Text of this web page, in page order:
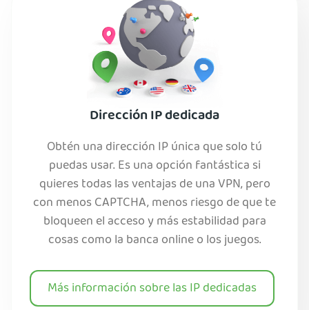
Dirección IP dedicada
Obtén una dirección IP única que solo tú
puedas usar. Es una opción fantástica si
quieres todas las ventajas de una VPN, pero
con menos CAPTCHA, menos riesgo de que te
bloqueen el acceso y más estabilidad para
cosas como la banca online o los juegos.
Más información sobre las IP dedicadas